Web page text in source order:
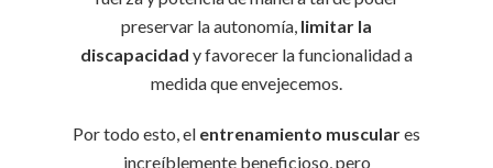
preservar la autonomía, limitar la
discapacidad y favorecer la funcionalidad a
medida que envejecemos.
Por todo esto, el entrenamiento musculares
increíblemente beneficioso, pero